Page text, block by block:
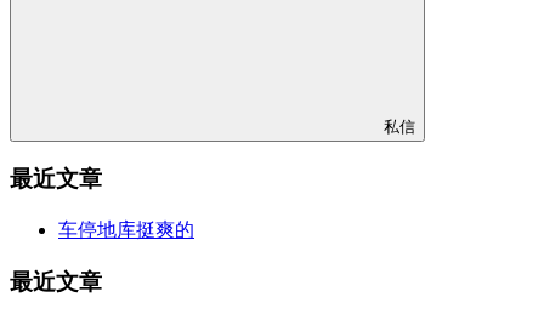
私信
最近文章
车停地库挺爽的
最近文章